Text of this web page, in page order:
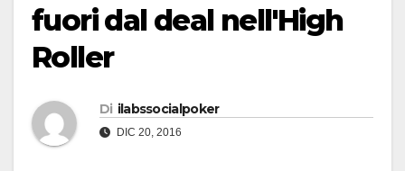
fuori dal deal nell'High
Roller
Di ilabssocialpoker
DIC 20, 2016